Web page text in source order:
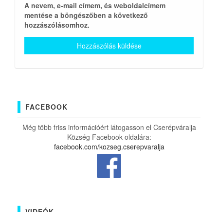
A nevem, e-mail címem, és weboldalcímem
mentése a böngészőben a következő
hozzászólásomhoz.
FACEBOOK
Még több friss információért látogasson el Cserépváralja
Község Facebook oldalára:
facebook.com/kozseg.cserepvaralja